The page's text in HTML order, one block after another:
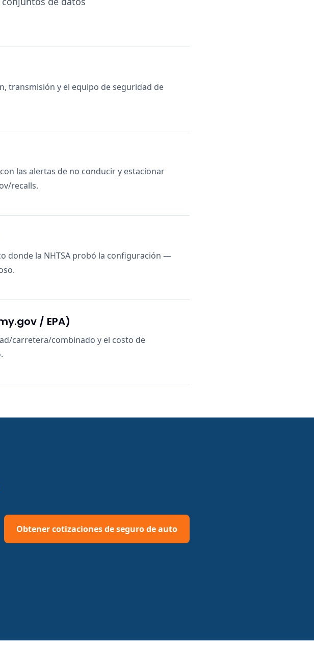
transmisión y el equipo de seguridad de
las alertas de no conducir y estacionar
recalls.
donde la NHTSA probó la configuración —
/ EPA)
carretera/combinado y el costo de
Obtener cotizaciones de seguro de auto